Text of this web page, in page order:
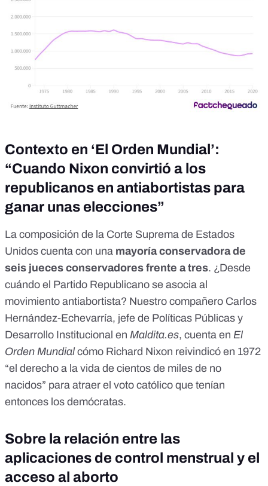
Contexto en ‘El Orden Mundial’:
“Cuando Nixon convirtió a los
republicanos en antiabortistas para
ganar unas elecciones”
La composición de la Corte Suprema de Estados
Unidos cuenta con una mayoría conservadora de
seis jueces conservadores frente a tres. ¿Desde
cuándo el Partido Republicano se asocia al
movimiento antiabortista? Nuestro compañero Carlos
Hernández-Echevarría, jefe de Políticas Públicas y
Desarrollo Institucional en Maldita.es, cuenta en El
Orden Mundialcómo Richard Nixon reivindicó en 1972
“el derecho a la vida de cientos de miles de no
nacidos” para atraer el voto católico que tenían
entonces los demócratas.
Sobre la relación entre las
aplicaciones de control menstrual y el
acceso al aborto